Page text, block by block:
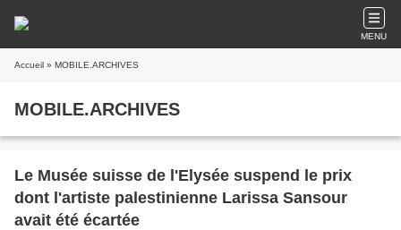
MENU
Accueil » MOBILE.ARCHIVES
MOBILE.ARCHIVES
Le Musée suisse de l'Elysée suspend le prix
dont l'artiste palestinienne Larissa Sansour
avait été écartée